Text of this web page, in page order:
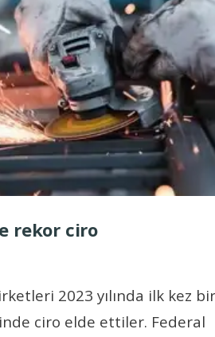
rekor ciro
2023 yılında ilk kez bir
ciro elde ettiler. Federal